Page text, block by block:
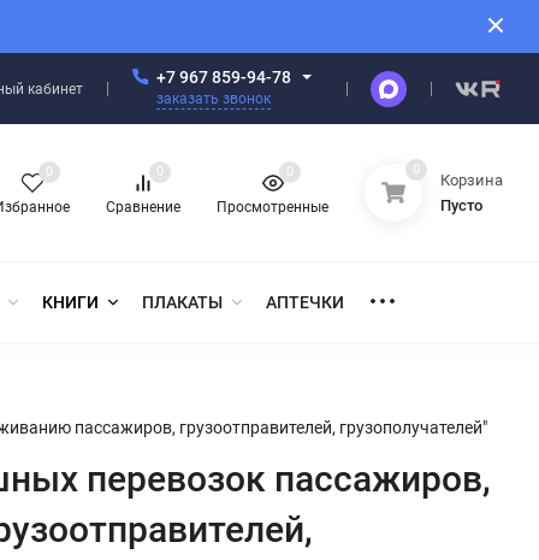
кабинет
+7 967 859-94-78
заказать звонок
0
Сравнение
0
Просмотренные
0 0
Корзина
Пусто
КНИГИ ПЛАКАТЫ АПТЕЧКИ
пассажиров, грузоотправителей, грузополучателей"
перевозок пассажиров,